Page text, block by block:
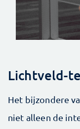
Lichtveld-
Het bijzondere
niet alleen de